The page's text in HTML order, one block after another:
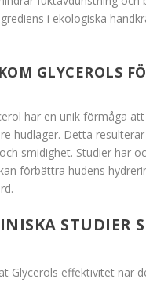
i ekologiska
GLYCEROLS
har en unik förmåga
hudlager. Detta
smidighet. Studier har
förbättra hudens
STUDIER
Glycerols effektivitet när